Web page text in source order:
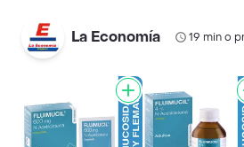
La Economía 19 min o